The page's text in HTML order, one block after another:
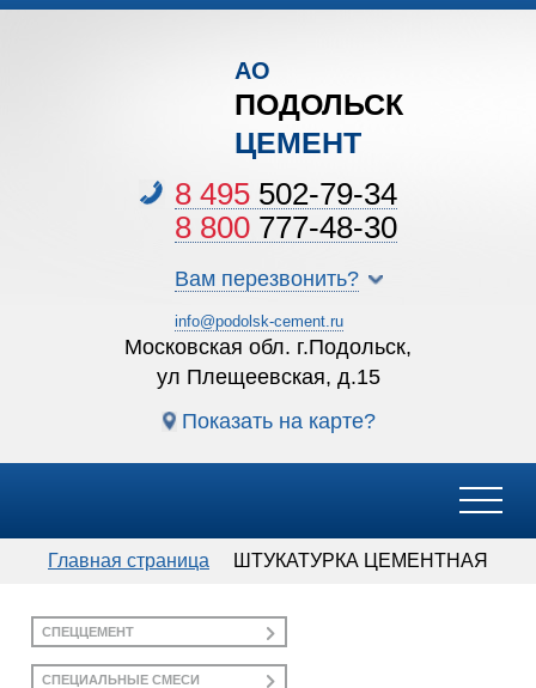
АО
ПОДОЛЬСК
ЦЕМЕНТ
8 495 502-79-34
8 800 777-48-30
Вам перезвонить?
info@podolsk-cement.ru
Московская обл. г.Подольск,
ул Плещеевская, д.15
Показать на карте?
ГЛАВНАЯ
ПРЕСС-ЦЕНТР
КАТАЛОГ ПРОДУКЦИИ
Главная страница ШТУКАТУРКА ЦЕМЕНТНАЯ
СПЕЦЦЕМЕНТ
СПЕЦИАЛЬНЫЕ СМЕСИ